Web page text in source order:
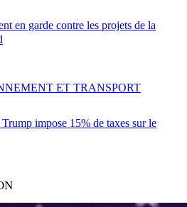
en garde contre les projets de la
impose 15% de taxes sur le
ET TRANSPORT